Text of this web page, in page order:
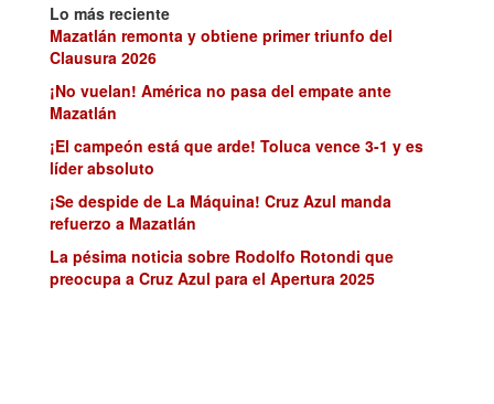
Lo más reciente
Mazatlán remonta y obtiene primer triunfo del
Clausura 2026
¡No vuelan! América no pasa del empate ante
Mazatlán
¡El campeón está que arde! Toluca vence 3-1 y es
líder absoluto
¡Se despide de La Máquina! Cruz Azul manda
refuerzo a Mazatlán
La pésima noticia sobre Rodolfo Rotondi que
preocupa a Cruz Azul para el Apertura 2025